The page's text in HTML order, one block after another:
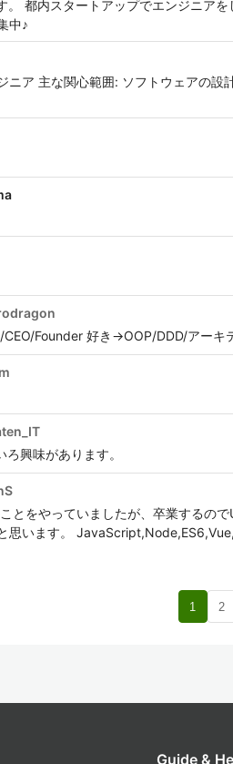
。 都内スタートアップでエンジニア
中♪
ニア 主な関心範囲: ソフトウェアの
Founder 好き→OOP/DDD/アーキ
興味があります。
とをやっていましたが、卒業するの
思います。
1 2
Guide &